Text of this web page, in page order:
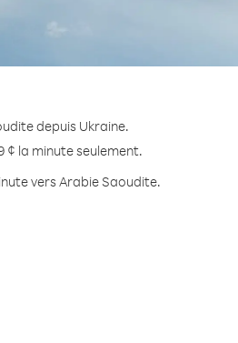
depuis Ukraine.
¢ la minute seulement.
vers Arabie Saoudite.